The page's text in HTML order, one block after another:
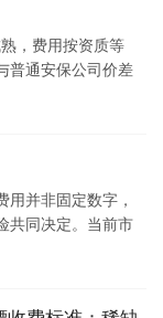
，费用按资质等
普通安保公司价差
并非固定数字，
共同决定。当前市